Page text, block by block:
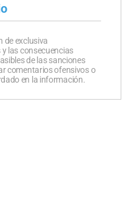
de exclusiva
las consecuencias
de las sanciones
comentarios ofensivos o
en la información.